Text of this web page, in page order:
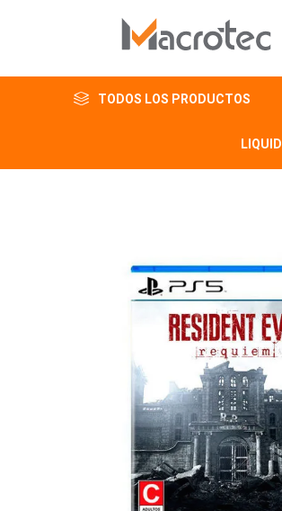
TODOS LOS PRODUCTOS